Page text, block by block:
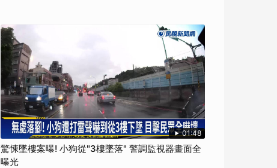
01:48
驚悚墜樓案曝! 小狗從"3樓墜落" 警調監視器畫面全
曝光